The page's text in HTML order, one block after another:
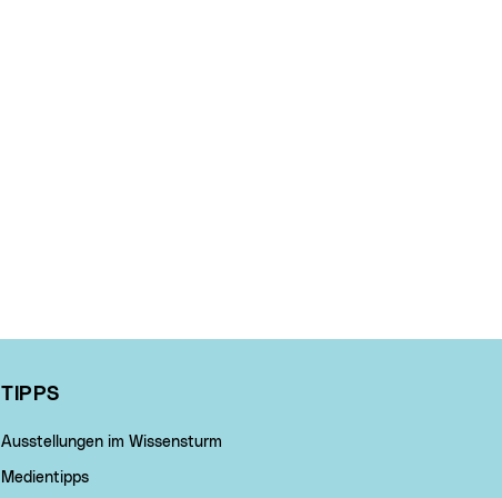
TIPPS
Ausstellungen im Wissensturm
Medientipps